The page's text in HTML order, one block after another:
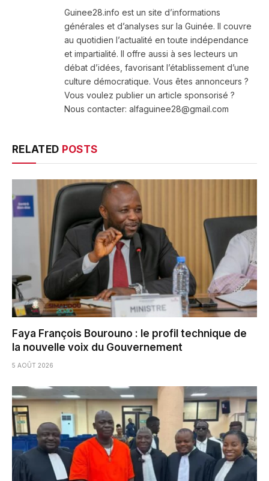
Guinee28.info est un site d’informations
générales et d’analyses sur la Guinée. Il couvre
au quotidien l’actualité en toute indépendance
et impartialité. Il offre aussi à ses lecteurs un
débat d’idées, favorisant l’établissement d’une
culture démocratique. Vous êtes annonceurs ?
Vous voulez publier un article sponsorisé ?
Nous contacter: alfaguinee28@gmail.com
RELATED POSTS
Faya François Bourouno : le profil technique de
la nouvelle voix du Gouvernement
5 AOÛT 2026